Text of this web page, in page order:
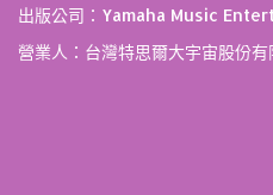
出版公司：Yamaha Music
營業人：台灣特思爾大宇宙股份有